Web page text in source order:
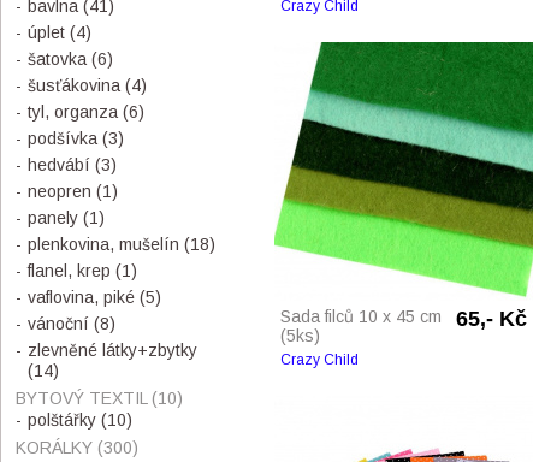
Crazy Child
Sada filců 10 x 45 cm
(5ks)
65,- Kč
Crazy Child
bavlna (41)
úplet (4)
šatovka (6)
šusťákovina (4)
tyl, organza (6)
podšívka (3)
hedvábí (3)
neopren (1)
panely (1)
plenkovina, mušelín (18)
flanel, krep (1)
vaflovina, piké (5)
vánoční (8)
zlevněné látky+zbytky
(14)
BYTOVÝ TEXTIL (10)
polštářky (10)
KORÁLKY (300)